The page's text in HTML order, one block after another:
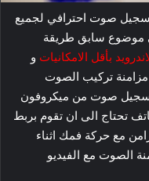
تسجيل صوت احترافي لجميع
موضوع سابق طريقة
بأقل الامكانيات و
تركيب الصوت
صوت من ميكروفون
تحتاج الى ان تقوم بربط
مع حركة فمك اثناء
الصوت مع الفيديو